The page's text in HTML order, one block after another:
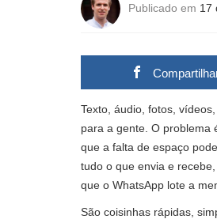
Publicado em 17
Texto, áudio, fotos,
para a gente. O problema
que a falta de espaço
tudo o que envia e
que o WhatsApp lote a
São coisinhas rápidas,